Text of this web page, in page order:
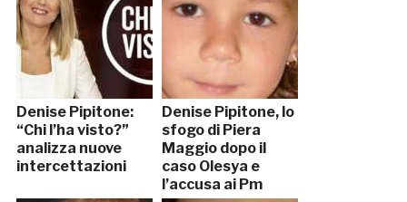
Denise Pipitone:
“Chi l’ha visto?”
analizza nuove
intercettazioni
Denise Pipitone, lo
sfogo di Piera
Maggio dopo il
caso Olesya e
l’accusa ai Pm